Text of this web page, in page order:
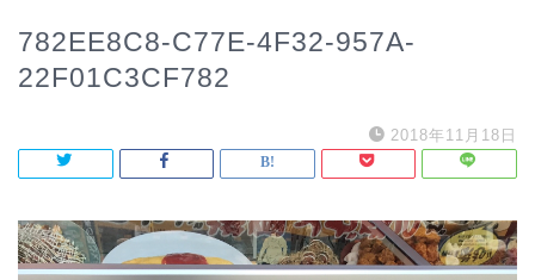
782EE8C8-C77E-4F32-957A-
22F01C3CF782
2018年11月18日